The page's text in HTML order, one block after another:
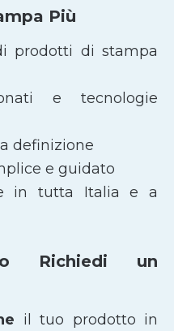
Più
prodotti di stampa
e tecnologie
definizione
e guidato
in tutta Italia e a
Richiedi un
il tuo prodotto in